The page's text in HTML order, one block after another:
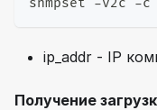
ip_addr - IP
Получение